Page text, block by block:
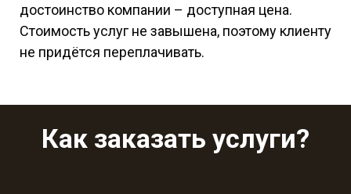
достоинство компании – доступная цена.
Стоимость услуг не завышена, поэтому клиенту
не придётся переплачивать.
Как заказать услуги?